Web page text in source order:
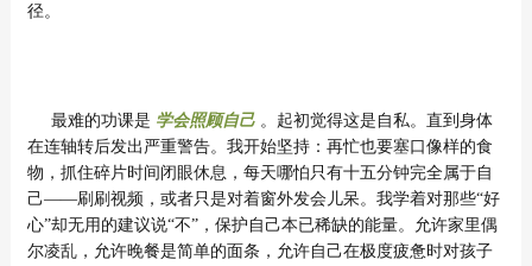
径。
最难的功课是 学会照顾自己 。起初觉得这是自私。直到身体
在连轴转后发出严重警告。我开始坚持：再忙也要塞口像样的食
物，抓住碎片时间闭眼休息，每天哪怕只有十五分钟完全属于自
己——刷刷视频，或者只是对着窗外发会儿呆。我学着对那些“好
心”却无用的建议说“不”，保护自己本已稀缺的能量。允许家里偶
尔凌乱，允许晚餐是简单的面条，允许自己在极度疲惫时对孩子